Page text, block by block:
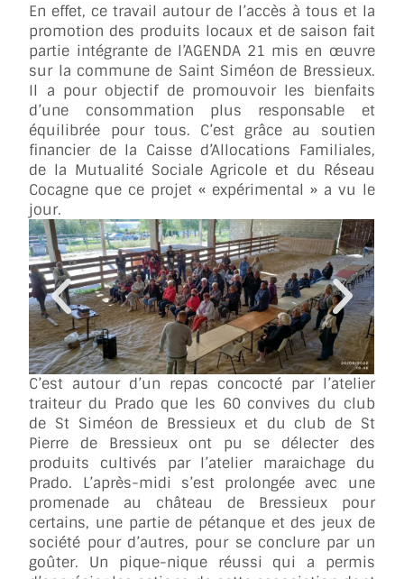
En effet, ce travail autour de l’accès à tous et la
promotion des produits locaux et de saison fait
partie intégrante de l’AGENDA 21 mis en œuvre
sur la commune de Saint Siméon de Bressieux.
Il a pour objectif de promouvoir les bienfaits
d’une consommation plus responsable et
équilibrée pour tous. C’est grâce au soutien
financier de la Caisse d’Allocations Familiales,
de la Mutualité Sociale Agricole et du Réseau
Cocagne que ce projet « expérimental » a vu le
jour.
C’est autour d’un repas concocté par l’atelier
traiteur du Prado que les 60 convives du club
de St Siméon de Bressieux et du club de St
Pierre de Bressieux ont pu se délecter des
produits cultivés par l’atelier maraichage du
Prado. L’après-midi s’est prolongée avec une
promenade au château de Bressieux pour
certains, une partie de pétanque et des jeux de
société pour d’autres, pour se conclure par un
goûter. Un pique-nique réussi qui a permis